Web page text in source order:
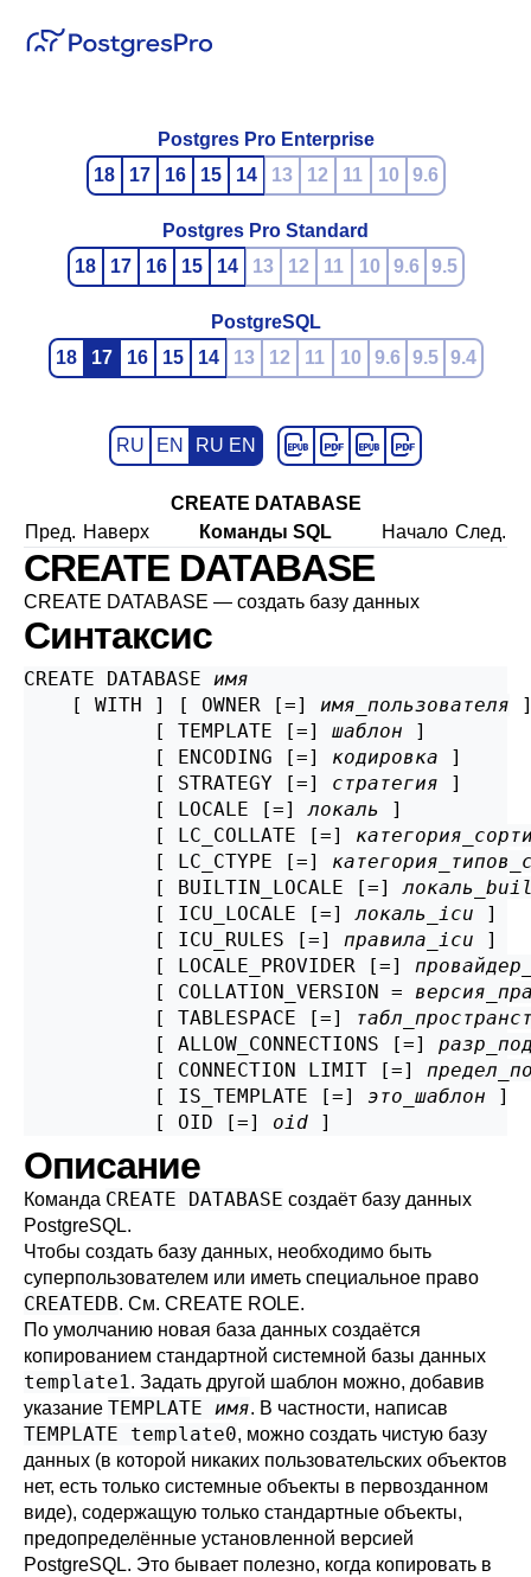
Postgres Pro Enterprise
18
17 16 15 14 13 12 11 10 9.6
Postgres Pro Standard
18
17 16 15 14 13 12 11 10 9.6 9.5
PostgreSQL
18
17 16 15 14 13 12 11 10 9.6 9.5 9.4
RU EN RU EN
CREATE DATABASE
Пред. Наверх Команды SQL Начало След.
CREATE DATABASE
CREATE DATABASE — создать базу данных
Синтаксис
CREATE DATABASE имя
    [ WITH ] [ OWNER [=]
имя_пользователя
           [ TEMPLATE [=]
шаблон ]
           [ ENCODING [=]
кодировка ]
           [ STRATEGY [=]
стратегия ]
           [ LOCALE [=]
локаль ]
           [ LC_COLLATE [=]
           [ LC_CTYPE [=]
           [ BUILTIN_LOCALE [=]
           [ ICU_LOCALE [=]
локаль_icu ]
           [ ICU_RULES [=]
правила_icu ]
           [ LOCALE_PROVIDER [=]
           [ COLLATION_VERSION =
           [ TABLESPACE [=]
           [ ALLOW_CONNECTIONS [=]
           [ CONNECTION LIMIT [=]
           [ IS_TEMPLATE [=]
это_шаблон ]
           [ OID [=]
oid ]
Описание
Команда CREATE DATABASE создаёт базу данных
PostgreSQL.
Чтобы создать базу данных, необходимо быть
суперпользователем или иметь специальное право
CREATEDB. См. CREATE ROLE.
По умолчанию новая база данных создаётся
копированием стандартной системной базы данных
template1. Задать другой шаблон можно, добавив
указание TEMPLATE имя. В частности, написав
TEMPLATE template0, можно создать чистую базу
данных (в которой никаких пользовательских объектов
нет, есть только системные объекты в первозданном
виде), содержащую только стандартные объекты,
предопределённые установленной версией
PostgreSQL. Это бывает полезно, когда копировать в